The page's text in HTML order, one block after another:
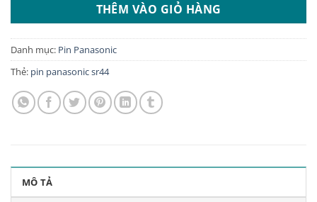
THÊM VÀO GIỎ HÀNG
Danh mục: Pin Panasonic
Thẻ: pin panasonic sr44
MÔ TẢ